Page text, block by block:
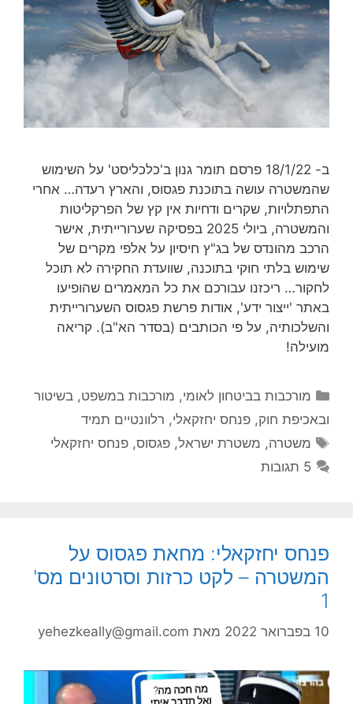
ב- 18/1/22 פרסם תומר גנון ב'כלכליסט' על השימוש
שהמשטרה עושה בתוכנת פגסוס, והארץ רעדה… אחרי
התפתלויות, שקרים ודחיות אין קץ של הפרקליטות
והמשטרה, ביולי 2025 בפסיקה שערורייתית, אישר
הרכב מהונדס של בג"ץ חיסיון על אלפי מקרים של
שימוש בלתי חוקי בתוכנה, שוועדת החקירה לא תוכל
לחקור… ריכזנו עבורכם את כל המאמרים שהופיעו
באתר 'ייצור ידע', אודות פרשת פגסוס השערורייתית
והשלכותיה, על פי הכותבים (בסדר הא"ב). קריאה
מועילה!
קטגוריות
מורכבות בביטחון לאומי, מורכבות במשפט, בשיטור
ובאכיפת חוק, פנחס יחזקאלי, רלוונטיים תמיד
תגיות
משטרה, משטרת ישראל,פגסוס,פנחס יחזקאלי
5 תגובות
פנחס יחזקאלי: מחאת פגסוס על
המשטרה – לקט כרזות וסרטונים מס'
1
10 בפברואר 2022 מאת yehezkeally@gmail.com